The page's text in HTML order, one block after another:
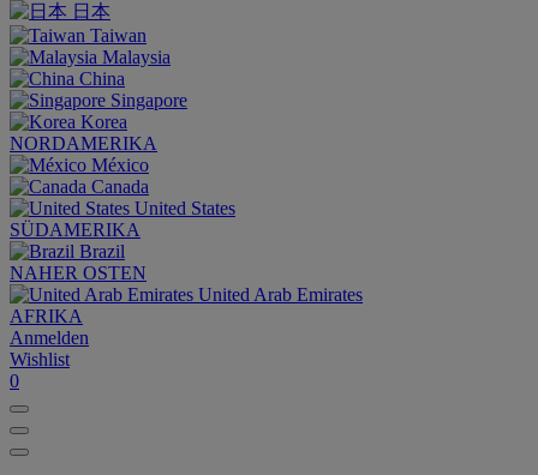
日本
Taiwan
Malaysia
China
Singapore
Korea
NORDAMERIKA
México
Canada
United States
SÜDAMERIKA
Brazil
NAHER OSTEN
United Arab Emirates
AFRIKA
Anmelden
Wishlist
0